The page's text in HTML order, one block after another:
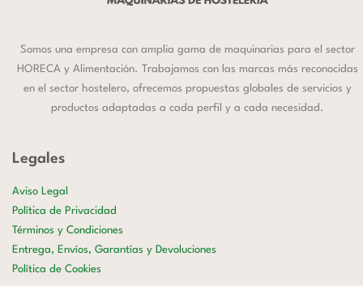
Somos una empresa con amplia gama de maquinarias para el sector
HORECA y Alimentación. Trabajamos con las marcas más reconocidas
en el sector hostelero, ofrecemos propuestas globales de servicios y
productos adaptadas a cada perfil y a cada necesidad.
Legales
Aviso Legal
Política de Privacidad
Términos y Condiciones
Entrega, Envíos, Garantías y Devoluciones
Política de Cookies